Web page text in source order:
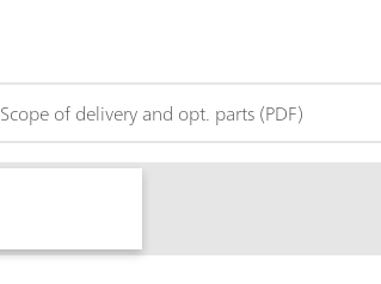
Scope of delivery and opt. parts (PDF)